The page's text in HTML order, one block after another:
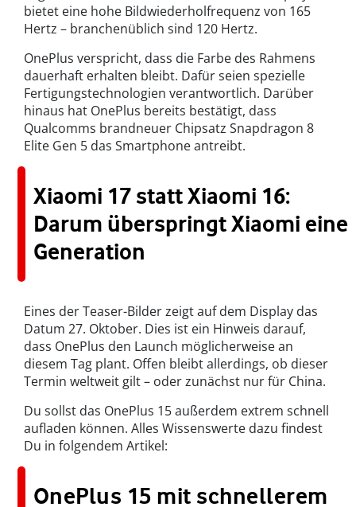
bietet eine hohe Bildwiederholfrequenz von 165
Hertz – branchenüblich sind 120 Hertz.
OnePlus verspricht, dass die Farbe des Rahmens
dauerhaft erhalten bleibt. Dafür seien spezielle
Fertigungstechnologien verantwortlich. Darüber
hinaus hat OnePlus bereits bestätigt, dass
Qualcomms brandneuer Chipsatz Snapdragon 8
Elite Gen 5 das Smartphone antreibt.
Xiaomi 17 statt Xiaomi 16:
Darum überspringt Xiaomi eine
Generation
Eines der Teaser-Bilder zeigt auf dem Display das
Datum 27. Oktober. Dies ist ein Hinweis darauf,
dass OnePlus den Launch möglicherweise an
diesem Tag plant. Offen bleibt allerdings, ob dieser
Termin weltweit gilt – oder zunächst nur für China.
Du sollst das OnePlus 15 außerdem extrem schnell
aufladen können. Alles Wissenswerte dazu findest
Du in folgendem Artikel:
OnePlus 15 mit schnellerem